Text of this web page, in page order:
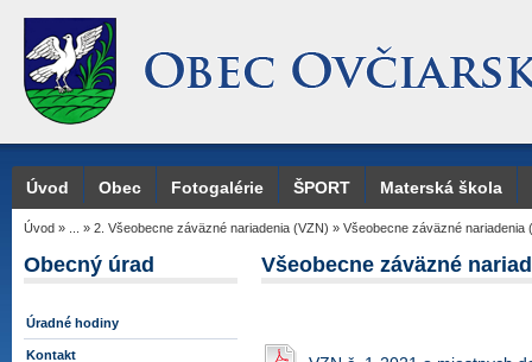
Úvod Obec Fotogalérie ŠPORT Materská škola
Úvod » » 2. Všeobecne záväzné nariadenia (VZN) » Všeobecne záväzné nariadenia
Obecný úrad
Úradné hodiny
Kontakt
Všeobecne záväzné